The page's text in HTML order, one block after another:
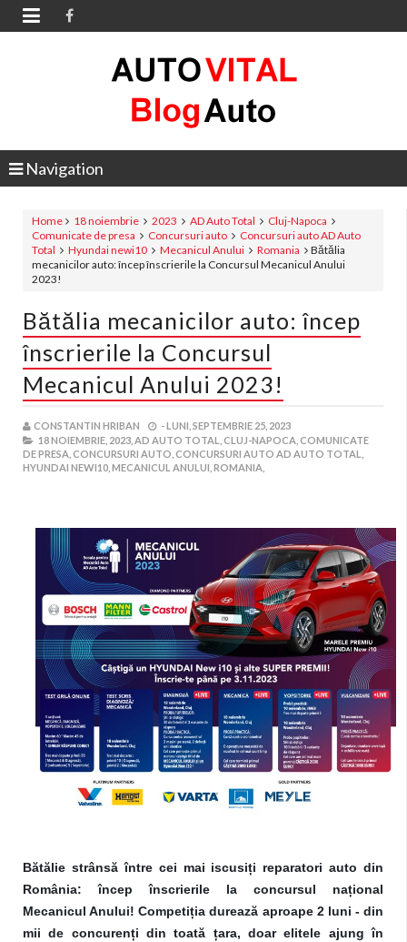

Navigation
Home 18 noiembrie 2023 AD Auto Total
Cluj-Napoca
Comunicate de presa
Concursuri auto
Concursuri auto AD Auto
Total
Hyundai newi10 Mecanicul Anului Romania
Bătălia
mecanicilor auto: încep înscrierile la Concursul Mecanicul Anului
2023!
Bătălia mecanicilor auto: încep
înscrierile la Concursul
Mecanicul Anului 2023!
CONSTANTIN HRIBAN -LUNI, SEPTEMBRIE 25, 2023
18 NOIEMBRIE, 2023, AD AUTO TOTAL, CLUJ-NAPOCA, COMUNICATE
DE PRESA, CONCURSURI AUTO, CONCURSURI AUTO AD AUTO TOTAL,
HYUNDAI NEWI10, MECANICUL ANULUI, ROMANIA,
Bătălie strânsă între cei mai iscusiți reparatori auto din
România: încep înscrierile la concursul național
Mecanicul Anului! Competiția durează aproape 2 luni - din
mii de concurenți din toată țara, doar elitele ajung în